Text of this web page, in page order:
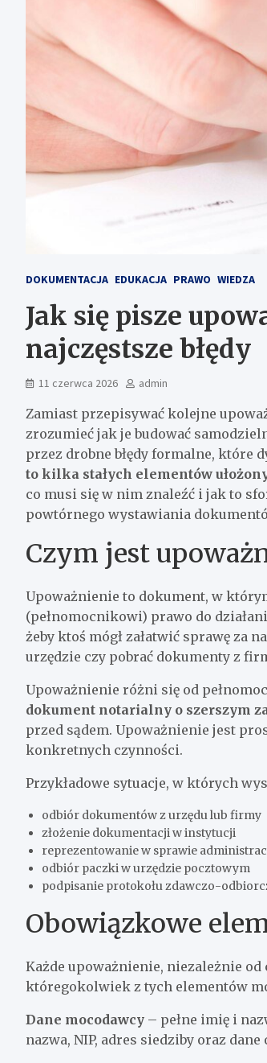
DOKUMENTACJA EDUKACJA PRAWO WIEDZA
Jak się pisze
najczęstsze błędy
11 czerwca 2026 admin
Zamiast przepisywać kolejne
zrozumieć jak je budować
przez drobne błędy formalne, które
to kilka stałych elementów
co musi się w nim znaleźć i jak to
powtórnego wystawiania
Czym jest
Upoważnienie to dokument, w
(pełnomocnikowi) prawo do
żeby ktoś mógł załatwić sprawę za
urzędzie czy pobrać dokumenty z
Upoważnienie różni się od
dokument notarialny o szerszym
przed sądem. Upoważnienie jest
konkretnych czynności.
Przykładowe sytuacje, w których
odbiór dokumentów z urzędu lub firmy
złożenie dokumentacji w instytucji
reprezentowanie w sprawie
odbiór paczki w urzędzie pocztowym
podpisanie protokołu zdawczo-
Obowiązkowe
Każde upoważnienie, niezależnie
któregokolwiek z tych elementów
Dane mocodawcy – pełne imię i
nazwa, NIP, adres siedziby oraz